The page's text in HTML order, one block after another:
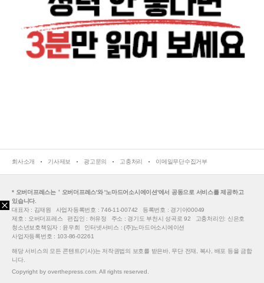
회사소개 기사제보 광고문의 고충처리 이메일무단수집거부
* 오버더프레스는＇오버더프레스'와 '노마드어소시에이션'에서 공동으로 서비스를 제공하고
있습니다.
대표자 : 김재원
사업자등록번호 : 746-11-00742
등록번호 : 경기아00049
제호 : 오버더프레스
편집인 : 허유정 주소 : 경기도 부천시 성곡로 92
고충처리인: 신은호
청소년보호책임자 : 윤우희
인터넷서비스 : (주)노마드어소시에이션
사업자등록번호 : 103-86-02261
해당 서비스의 모든 콘텐트(기사)는 저작권법의 보호를 받은바, 무단 전재, 복사, 배포 등을 금합
니다.
Copyright by overthepress.com. All rights reserved.